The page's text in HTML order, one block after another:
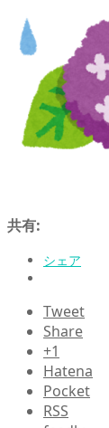
共有:
シェア
Tweet
Share
+1
Hatena
Pocket
RSS